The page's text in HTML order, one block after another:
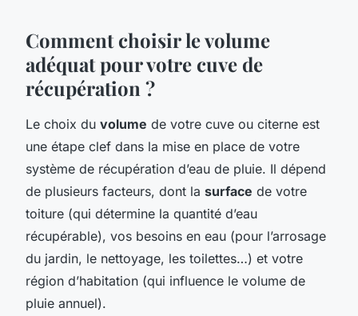
Comment choisir le volume
adéquat pour votre cuve de
récupération ?
Le choix du volume de votre cuve ou citerne est
une étape clef dans la mise en place de votre
système de récupération d’eau de pluie. Il dépend
de plusieurs facteurs, dont la surface de votre
toiture (qui détermine la quantité d’eau
récupérable), vos besoins en eau (pour l’arrosage
du jardin, le nettoyage, les toilettes…) et votre
région d’habitation (qui influence le volume de
pluie annuel).